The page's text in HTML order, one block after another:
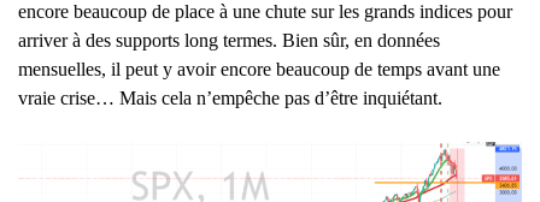
encore beaucoup de place à une chute sur les grands indices pour
arriver à des supports long termes. Bien sûr, en données
mensuelles, il peut y avoir encore beaucoup de temps avant une
vraie crise… Mais cela n’empêche pas d’être inquiétant.